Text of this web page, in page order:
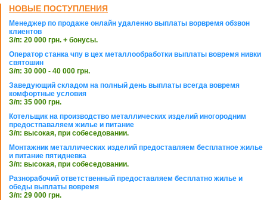
НОВЫЕ ПОСТУПЛЕНИЯ
Менеджер по продаже онлайн удаленно выплаты ворвремя обзвон
клиентов
З/п: 20 000 грн. + бонусы.
Оператор станка чпу в цех металлообработки выплаты вовремя нивки
святошин
З/п: 30 000 - 40 000 грн.
Заведующий складом на полный день выплаты всегда вовремя
комфортные условия
З/п: 35 000 грн.
Котельщик на производство металлических изделий иногородним
предостпаваляем жилье и питание
З/п: высокая, при собеседовании.
Монтажник металлических изделий предоставляем бесплатное жилье
и питание пятидневка
З/п: высокая, при собеседовании.
Разнорабочий ответственный предоставляем бесплатно жилье и
обеды выплаты вовремя
З/п: 29 000 грн.